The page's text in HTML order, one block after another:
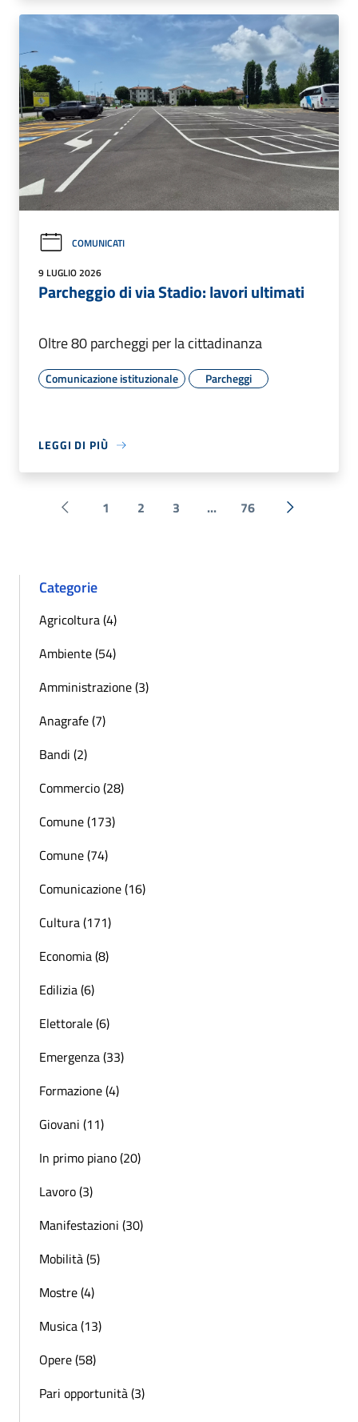
COMUNICATI
9 LUGLIO 2026
Parcheggio di via Stadio: lavori ultimati
Oltre 80 parcheggi per la cittadinanza
Comunicazione istituzionale Parcheggi
LEGGI DI PIÙ
Pagina precedente
1 2 3 ... 76 Successiva
Categorie
Agricoltura (4)
Ambiente (54)
Amministrazione (3)
Anagrafe (7)
Bandi (2)
Commercio (28)
Comune (173)
Comune (74)
Comunicazione (16)
Cultura (171)
Economia (8)
Edilizia (6)
Elettorale (6)
Emergenza (33)
Formazione (4)
Giovani (11)
In primo piano (20)
Lavoro (3)
Manifestazioni (30)
Mobilità (5)
Mostre (4)
Musica (13)
Opere (58)
Pari opportunità (3)